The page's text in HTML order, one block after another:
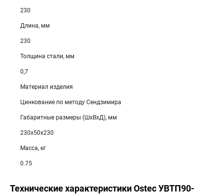
230
Длина, мм
230
Толщина стали, мм
0,7
Материал изделия
Цинкование по методу Сендзимира
Габаритные размеры (ШхВхД), мм
230х50х230
Масса, кг
0.75
Технические характеристики Ostec УВТП90-